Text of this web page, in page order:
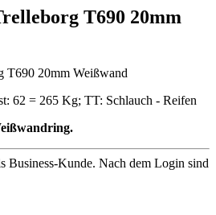
T690 20mm
T690 20mm Weißwand
62 = 265 Kg; TT: Schlauch - Reifen
Business-Kunde. Nach dem Login sind